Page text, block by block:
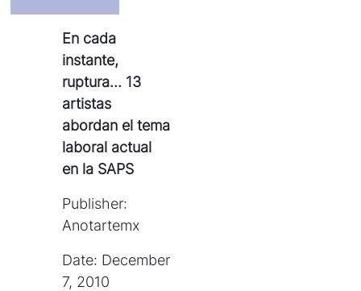
En cada
instante,
ruptura... 13
artistas
abordan el tema
laboral actual
en la SAPS
Publisher:
Anotartemx
Date: December
7, 2010